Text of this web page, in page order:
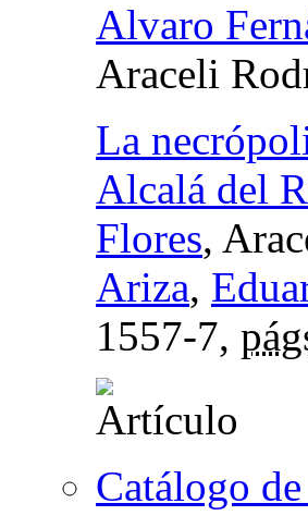
Alvaro
Araceli
La
Alcalá del
Flores,
Ariza,
1557-7,
Catálogo